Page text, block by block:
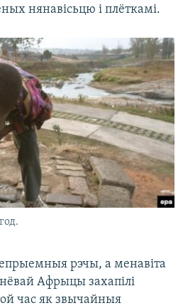
нянавісьцю і плёткамі.
рэчы, а менавіта
Афрыцы захапілі
час як звычайныя